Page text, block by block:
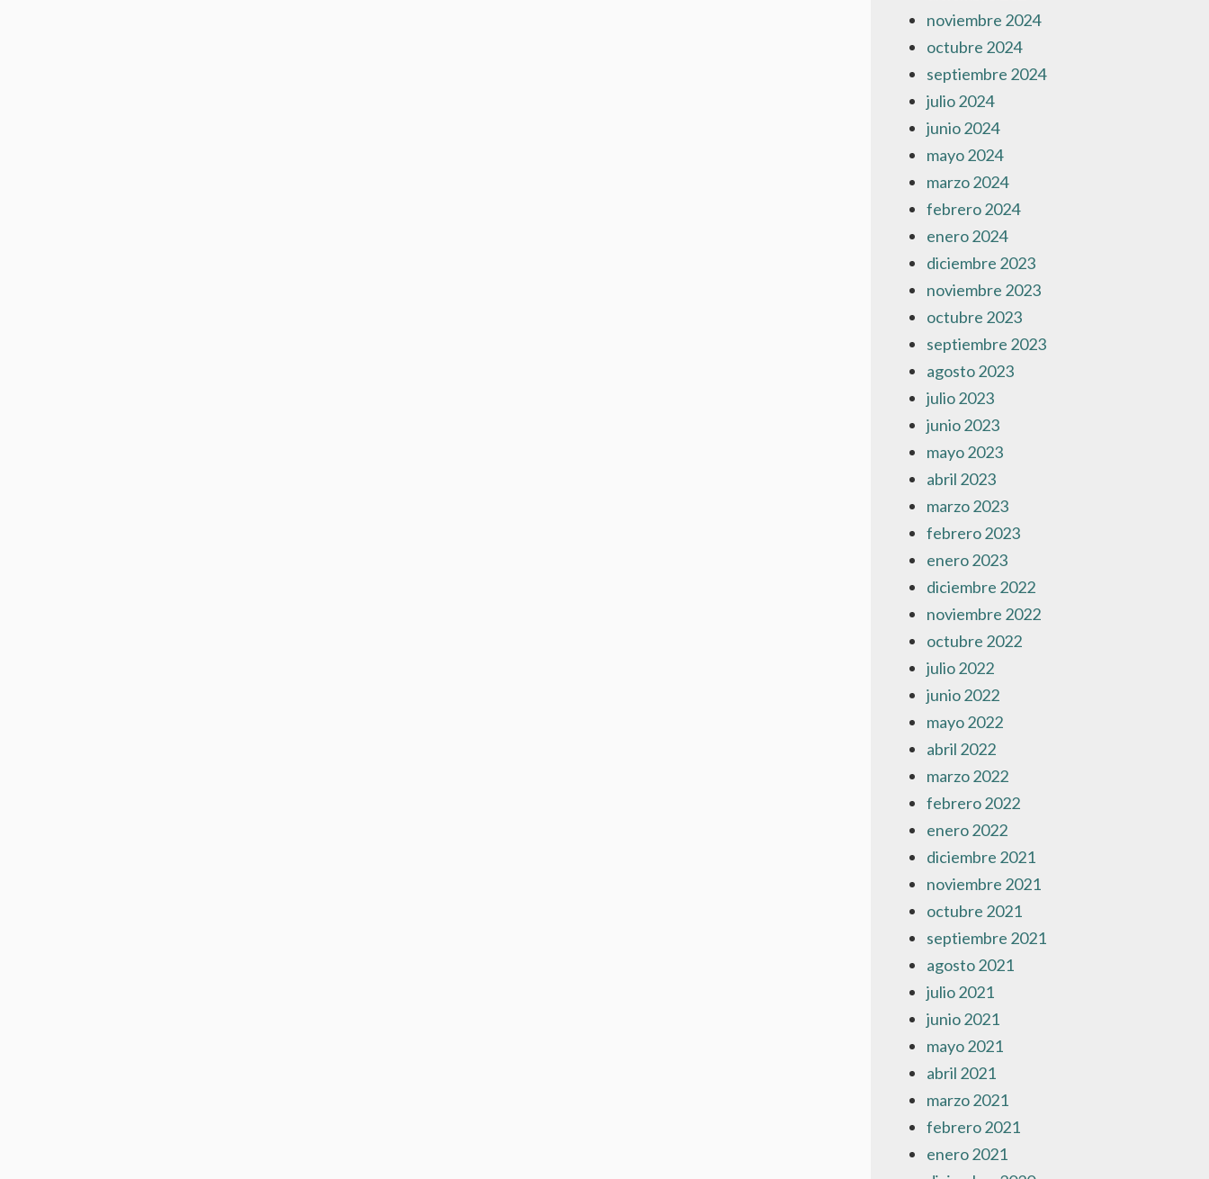
noviembre 2024
octubre 2024
septiembre 2024
julio 2024
junio 2024
mayo 2024
marzo 2024
febrero 2024
enero 2024
diciembre 2023
noviembre 2023
octubre 2023
septiembre 2023
agosto 2023
julio 2023
junio 2023
mayo 2023
abril 2023
marzo 2023
febrero 2023
enero 2023
diciembre 2022
noviembre 2022
octubre 2022
julio 2022
junio 2022
mayo 2022
abril 2022
marzo 2022
febrero 2022
enero 2022
diciembre 2021
noviembre 2021
octubre 2021
septiembre 2021
agosto 2021
julio 2021
junio 2021
mayo 2021
abril 2021
marzo 2021
febrero 2021
enero 2021